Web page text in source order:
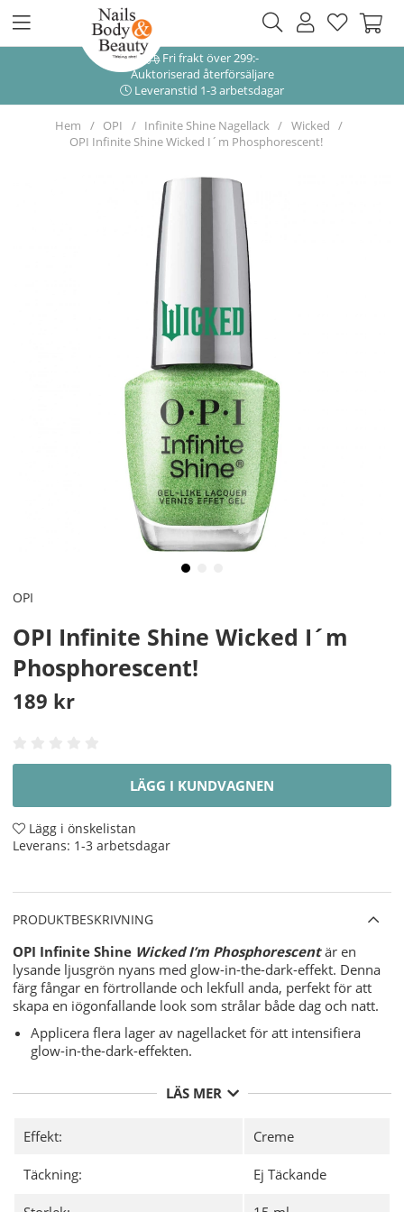
Fri frakt över 299:-
Auktoriserad återförsäljare
Leveranstid 1-3 arbetsdagar
Hem OPI Infinite Shine Nagellack
Wicked
OPI Infinite Shine Wicked I´m Phosphorescent!
OPI
OPI Infinite Shine Wicked I´m
Phosphorescent!
189 kr
LÄGG I KUNDVAGNEN
Lägg i önskelistan
Leverans: 1-3 arbetsdagar
PRODUKTBESKRIVNING
OPI Infinite Shine Wicked I’m Phosphorescentär en
lysande ljusgrön nyans med glow-in-the-dark-effekt. Denna
färg fångar en förtrollande och lekfull anda, perfekt för att
skapa en iögonfallande look som strålar både dag och natt.
Applicera flera lager av nagellacket för att intensifiera
glow-in-the-dark-effekten.
för en problemfri manikyrupplevelse.
Inget behov av UV-lampa.
Vegansk
och fri från animaliska ingredienser.
LÄS MER
Effekt: Creme
Täckning: Ej Täckande